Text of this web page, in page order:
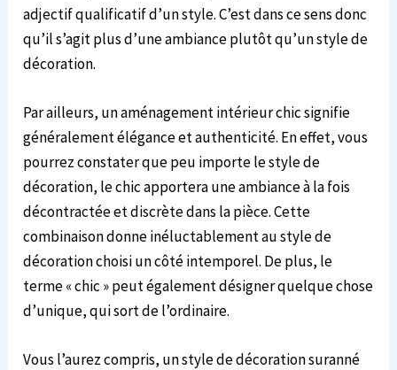
adjectif qualificatif d’un style. C’est dans ce sens donc
qu’il s’agit plus d’une ambiance plutôt qu’un style de
décoration.
Par ailleurs, un aménagement intérieur chic signifie
généralement élégance et authenticité. En effet, vous
pourrez constater que peu importe le style de
décoration, le chic apportera une ambiance à la fois
décontractée et discrète dans la pièce. Cette
combinaison donne inéluctablement au style de
décoration choisi un côté intemporel. De plus, le
terme « chic » peut également désigner quelque chose
d’unique, qui sort de l’ordinaire.
Vous l’aurez compris, un style de décoration suranné